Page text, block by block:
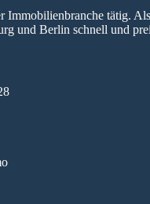
Immobilienbranche tätig.
und Berlin schnell und